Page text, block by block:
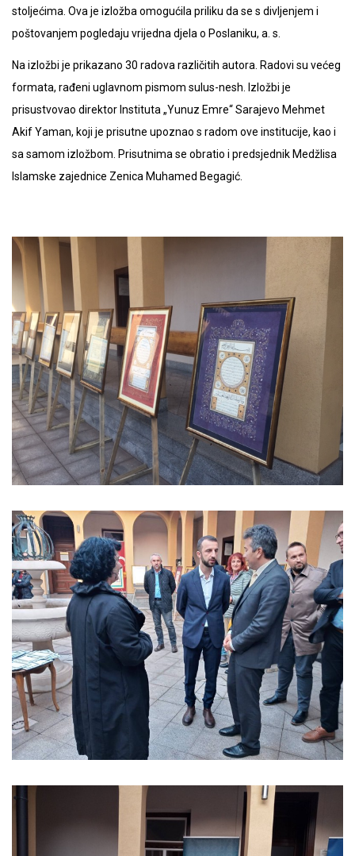
stoljećima. Ova je izložba omogućila priliku da se s divljenjem i
poštovanjem pogledaju vrijedna djela o Poslaniku, a. s.
Na izložbi je prikazano 30 radova različitih autora. Radovi su većeg
formata, rađeni uglavnom pismom sulus-nesh. Izložbi je
prisustvovao direktor Instituta „Yunuz Emre“ Sarajevo Mehmet
Akif Yaman, koji je prisutne upoznao s radom ove institucije, kao i
sa samom izložbom. Prisutnima se obratio i predsjednik Medžlisa
Islamske zajednice Zenica Muhamed Begagić.